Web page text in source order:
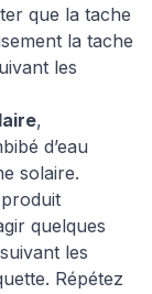
que la tache
la tache
les
,
d’eau
solaire.
quelques
les
Répétez